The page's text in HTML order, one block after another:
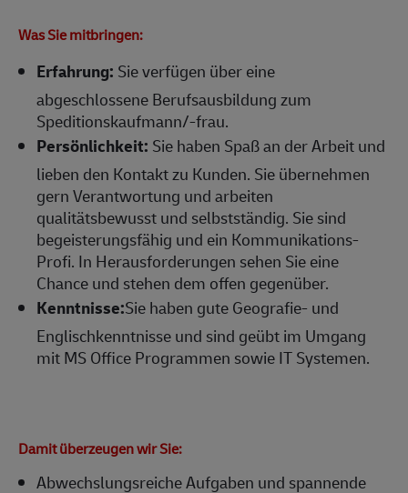
Was Sie mitbringen:
Erfahrung: Sie verfügen über eine
abgeschlossene Berufsausbildung zum
Speditionskaufmann/-frau.
Persönlichkeit: Sie haben Spaß an der Arbeit und
lieben den Kontakt zu Kunden. Sie übernehmen
gern Verantwortung und arbeiten
qualitätsbewusst und selbstständig. Sie sind
begeisterungsfähig und ein Kommunikations-
Profi. In Herausforderungen sehen Sie eine
Chance und stehen dem offen gegenüber.
Kenntnisse:Sie haben gute Geografie- und
Englischkenntnisse und sind geübt im Umgang
mit MS Office Programmen sowie IT Systemen.
Damit überzeugen wir Sie:
Abwechslungsreiche Aufgaben und spannende